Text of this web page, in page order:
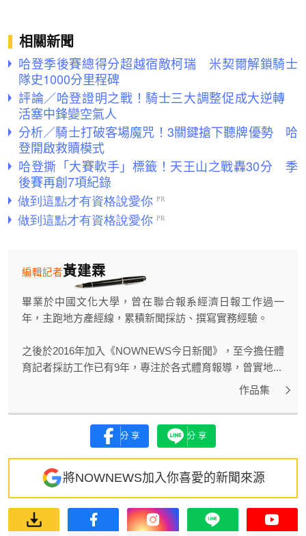
相關新聞
哈登季後賽總得分超越宿敵柯瑞 米契爾解鎖騎士
隊史1000分里程碑
評論／哈登證明之戰！騎士三大調整促成大逆轉
活塞中鋒變空氣人
分析／騎士打破客場魔咒！3關鍵搶下聽牌優勢 哈
登開啟救贖模式
哈登撕「大賽軟手」標籤！天王山之戰轟30分 季
後賽再創7項紀錄
黃建霖
編輯記者
畢業於中國文化大學，曾在聯合報系經濟日報工作過一
年，主跑地方產經線，累積新聞採訪、撰寫實務經驗。
之後於2016年加入《NOWNEWS今日新聞》，至今擔任體
育記者採訪工作已有9年，專注於各式體育報導，曾實地...
作品集
分享 分享
將NOWNEWS加入你喜愛的新聞來源